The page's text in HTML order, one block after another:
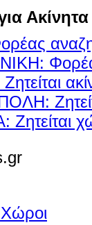
Ακίνητα
Φορέας